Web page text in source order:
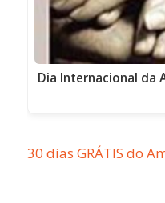
Dia Internacional da
30 dias GRÁTIS do